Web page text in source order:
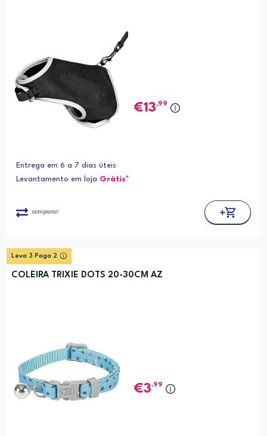
13,99
Entrega em 6 a 7 dias úteis
Levantamento em loja Grátis*
comparar
Leva 3 Paga 2
COLEIRA TRIXIE DOTS 20-30CM AZ
3,99